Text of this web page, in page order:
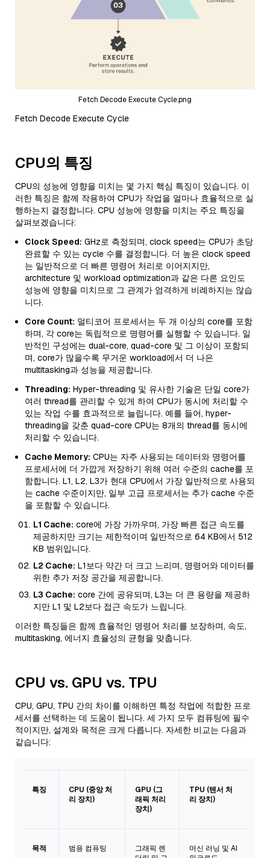
Fetch Decode Execute Cycle.png
Fetch Decode Execute Cycle
CPU의 특징
CPU의 성능에 영향을 미치는 몇 가지 핵심 특징이 있습니다. 이
러한 특징은 함께 작용하여 CPU가 작업을 얼마나 효율적으로 실
행하는지 결정합니다. CPU 성능에 영향을 미치는 주요 특징을
살펴보겠습니다:
Clock Speed: GHz로 측정되며, clock speed는 CPU가 초당
완료할 수 있는 cycle 수를 결정합니다. 더 높은 clock speed
는 일반적으로 더 빠른 명령어 처리로 이어지지만,
architecture 및 workload optimization과 같은 다른 요인도
성능에 영향을 미치므로 그 관계가 엄격하게 비례하지는 않습
니다.
Core Count: 멀티코어 프로세서는 두 개 이상의 core를 포함
하며, 각 core는 독립적으로 명령어를 실행할 수 있습니다. 일
반적인 구성에는 dual-core, quad-core 및 그 이상이 포함되
며, core가 많을수록 무거운 workload에서 더 나은
multitasking과 성능을 제공합니다.
Threading: Hyper-threading 및 유사한 기술은 단일 core가
여러 thread를 관리할 수 있게 하여 CPU가 동시에 처리할 수
있는 작업 수를 효과적으로 늘립니다. 예를 들어, hyper-
threading을 갖춘 quad-core CPU는 8개의 thread를 동시에
처리할 수 있습니다.
Cache Memory: CPU는 자주 사용되는 데이터와 명령어를
프로세서에 더 가깝게 저장하기 위해 여러 수준의 cache를 포
함합니다. L1, L2, L3가 현대 CPU에서 가장 일반적으로 사용되
는 cache 수준이지만, 일부 고급 프로세서는 추가 cache 수준
을 포함할 수 있습니다.
L1 Cache: core에 가장 가까우며, 가장 빠른 접근 속도를
제공하지만 크기는 제한적이며 일반적으로 64 KB에서 512
KB 범위입니다.
L2 Cache: L1보다 약간 더 크고 느리며, 명령어와 데이터를
위한 추가 저장 공간을 제공합니다.
L3 Cache: core 간에 공유되며, L3는 더 큰 용량을 제공하
지만 L1 및 L2보다 접근 속도가 느립니다.
이러한 특징들은 함께 효율적인 명령어 처리를 보장하며, 속도,
multitasking, 에너지 효율성의 균형을 맞춥니다.
CPU vs. GPU vs. TPU
CPU, GPU, TPU 간의 차이를 이해하면 특정 작업에 적합한 프로
세서를 선택하는 데 도움이 됩니다. 세 가지 모두 컴퓨팅에 필수
적이지만, 설계와 목적은 크게 다릅니다. 자세한 비교는 다음과
같습니다:
특징
CPU (중앙 처
리 장치)
GPU (그
래픽 처리
장치)
TPU (텐서 처
리 장치)
목적 범용 컴퓨팅
그래픽 렌
머신 러닝 및 AI